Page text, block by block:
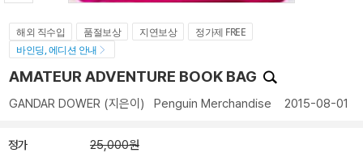
해외 직수입 품절보상 지연보상
정가제 FREE
바인딩, 에디션 안내
AMATEUR ADVENTURE BOOK BAG
GANDAR DOWER (지은이) Penguin Merchandise 2015-08-01
정가 25,000원